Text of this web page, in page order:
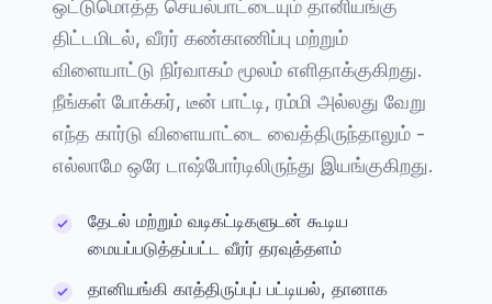
ஒட்டுமொத்த செயல்பாட்டையும் தானியங்கு
திட்டமிடல், வீரர் கண்காணிப்பு மற்றும்
விளையாட்டு நிர்வாகம் மூலம் எளிதாக்குகிறது.
நீங்கள் போக்கர், டீன் பாட்டி, ரம்மி அல்லது வேறு
எந்த கார்டு விளையாட்டை வைத்திருந்தாலும் -
எல்லாமே ஒரே டாஷ்போர்டிலிருந்து இயங்குகிறது.
தேடல் மற்றும் வடிகட்டிகளுடன் கூடிய
மையப்படுத்தப்பட்ட வீரர் தரவுத்தளம்
தானியங்கி காத்திருப்புப் பட்டியல், தானாக